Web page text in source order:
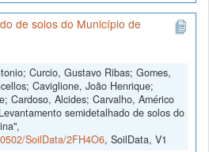
de solos do Município de
Curcio, Gustavo Ribas; Gomes,
Caviglione, João Henrique;
Cardoso, Alcides; Carvalho, Américo
semidetalhado de solos do
SoilData/2FH4O6, SoilData, V1